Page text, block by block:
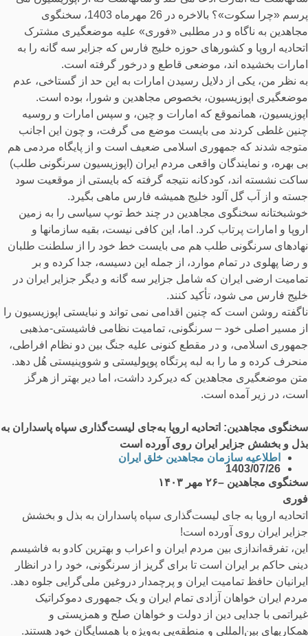
پرسم «چرا سکوت»؟ بالاخره در 26 مهرماه 1403، سخنگوی
مجاهدین به ناگاه و در مطلبی «فوری» علیه موضعگیری مشترک
اتحادیه اروپا و کشورهای حوزه خلیج فارس که جزایر سه گانه را به
امارات بخشیده اند، موضعی قاطع و درخور گرفته است.
به نظر من، یکی از دلایل رسیدن امارات به این حد از گستاخی، عدم
موضعگیری اپوزیسیون، بخصوص مجاهدین و شورا، بوده است.
اپوزیسیون، همانموقع که امارات و چین، و سپس امارات و روسیه
چنین غلطی کردند می بایست موضع می گرفت، و چون این اجانب
متوجه شدند که جمهوری اسلامی ضعیف است و از پایگاه مردمی هم
بی بهره، و نمایندگان واقعی مردم ایران (اپوزیسیون سرنگونی طلب)
ساکت نشسته اند، کودکانه نتیجه گرفته که بایستی از موقعیت سود
جسته و از آب گل آلود خلیج همیشه فارس ماهی بگیرد.
خوشبختانه سخنگوی مجاهدین در چند خط توپ سیاسی را به زمین
اروپا و امارات پرتاب کرد. اما، این کافی نیست، بقیه سازمانها و
نهادهای سرنگونی طلب هم می بایست خط خود را از سلطنت طلبان
و رضا پهلوی در تمام موارد، از جمله این دسیسه، جدا کرده و بر
تمامیت ارضی ایران که شامل جزایر سه گانه و دیگر جزایر ایران در
خلیج فارس می شود، تأکید کنند.
ناگفته روشن است که چنین اقدامی نمی تواند و نبایستی اپوزیسیون را
از مسیر اصلی خود – سرنگونی، تمامیت نظامی فاشیستی-مذهبی
جمهوری اسلامی، و در مقطع کنونی علیه جنگ بین دو نظام افراطی،
منحرف کرده و ما را به لبه پرتگاه پوپولیستی و شووینیستی هُل دهد.
متن موضعگیری مجاهدین که دیرکرد داشت، اما دیر بهتر از هرگز
است، در زیر آمده است.
سخنگوی مجاهدین: اتحادیه اروپا به‌جای لیست‌گذاری سپاه پاسداران به
بذل و بخشش جزایر ایران روی آورده است
اطلاعیه سازمان مجاهدین خلق ایران
1403/07/26
سخنگوی مجاهدین –۲۶ مهر ۱۴۰۳
فوری
اتحادیه اروپا به جای لیست‌گذاری سپاه پاسداران به بذل و بخشش
جزایر ایران روی آورده است!
این، تفرقه‌اندازی بین مردم ایران و اعراب و بهترین کادو به فاشیسم
دینی حاکم بر ایران است تا برای گریز از سرنگونی، خود را در انظار
ایرانیان حافظ تمامیت ایران و پرچمدار دروغین ملی‌گرایی جلوه دهد.
مردم ایران خواهان آزادی تمام ایران و یک جمهوری دموکراتیک
غیراتمی با جدایی دین از دولت و خواهان صلح و همزیستی و
همکاریهای بین‌المللی و منطقه‌یی به‌ویژه با همسایگان خود هستند.